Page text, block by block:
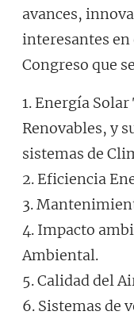
avances,
interesantes
Congreso que
1. Energía
Renovables, y
sistemas de
2. Eficiencia
3.
4. Impacto
Ambiental.
5. Calidad del
6. Sistemas de